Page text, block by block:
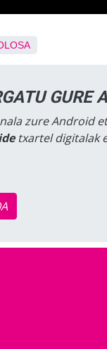
GURE
zure Android
txartel digitalak